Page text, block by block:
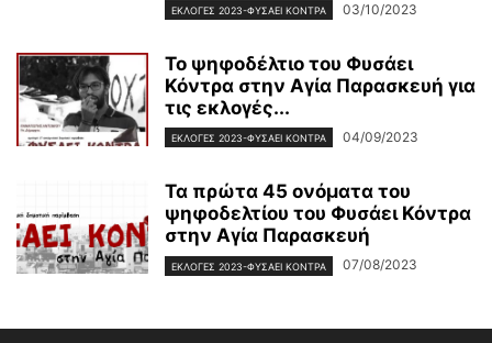
ΕΚΛΟΓΕΣ 2023-ΦΥΣΑΕΙ ΚΟΝΤΡΑ 03/10/2023
Το ψηφοδέλτιο του Φυσάει
Κόντρα στην Αγία Παρασκευή για
τις εκλογές...
ΕΚΛΟΓΕΣ 2023-ΦΥΣΑΕΙ ΚΟΝΤΡΑ 04/09/2023
Τα πρώτα 45 ονόματα του
ψηφοδελτίου του Φυσάει Κόντρα
στην Αγία Παρασκευή
ΕΚΛΟΓΕΣ 2023-ΦΥΣΑΕΙ ΚΟΝΤΡΑ 07/08/2023